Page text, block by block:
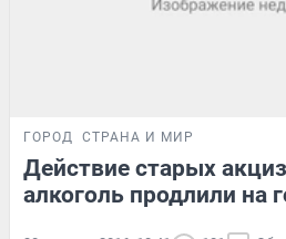
ГОРОД СТРАНА И МИР
Действие старых
алкоголь продлили на